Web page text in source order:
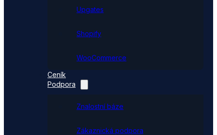
Upgates
Shopify
WooCommerce
Ceník
Podpora
Znalostní báze
Zákaznická podpora